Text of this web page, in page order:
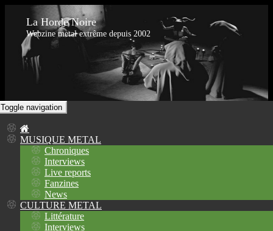
La Horde Noire
Webzine metal extrême depuis 2002
Toggle navigation
MUSIQUE METAL
Chroniques
Interviews
Live reports
Fanzines
News
CULTURE METAL
Littérature
Interviews